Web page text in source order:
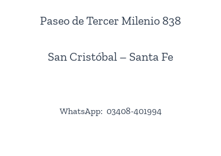
Paseo de Tercer Milenio 838
San Cristóbal – Santa Fe
WhatsApp: 03408-401994